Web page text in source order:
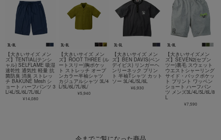
【大きいサイズ メン
ズ】TENTIAL(テンシ
ャル) SELFLAME 吸湿
速乾性 通気性 軽量 抗
菌防臭 消臭 ストレッ
チ BAKUNE Mesh シ
ョート ハーフパンツ 3
L/4L/5L/6L/7L/8L/
¥14,080
【大きいサイズ メン
ズ】ROOT THREE (ル
ートスリー)胸ポケッ
ト ストレッチ オープ
ンカラー半袖シャツ
カジュアルシャツ 3L/4
L/5L/6L/7L/8L/
¥5,940
【大きいサイズ メン
ズ】BEN DAVIS(ベン
デイビス) リンガーヘ
ンリーネック プリン
ト 半袖Tシャツ カット
ソー 3L/4L/5L/6L
¥6,930
【大きいサイズメン
ズ】SEVEN2(セブン
ツー)裏毛 スウェット
ウエストシャーリング
サイド・バックポケッ
ト プリント ワッペン
ショート ハーフパン
ツ メンズ3L/4L/5L/6L/8
L
¥7,590